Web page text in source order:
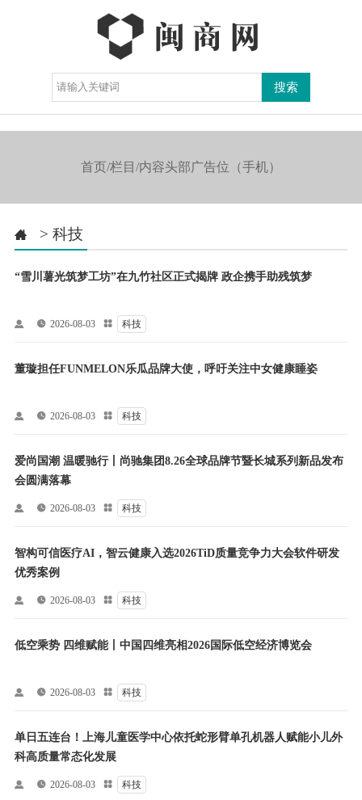
首页/栏目/内容头部广告位（手机）
 > 科技
“雪川薯光筑梦工坊”在九竹社区正式揭牌 政企携手助残筑梦
  2026-08-03  科技
董璇担任FUNMELON乐瓜品牌大使，呼吁关注中女健康睡姿
  2026-08-03  科技
爱尚国潮 温暖驰行丨尚驰集团8.26全球品牌节暨长城系列新品发布
会圆满落幕
  2026-08-03  科技
智构可信医疗AI，智云健康入选2026TiD质量竞争力大会软件研发
优秀案例
  2026-08-03  科技
低空乘势 四维赋能丨中国四维亮相2026国际低空经济博览会
  2026-08-03  科技
单日五连台！上海儿童医学中心依托蛇形臂单孔机器人赋能小儿外
科高质量常态化发展
  2026-08-03  科技